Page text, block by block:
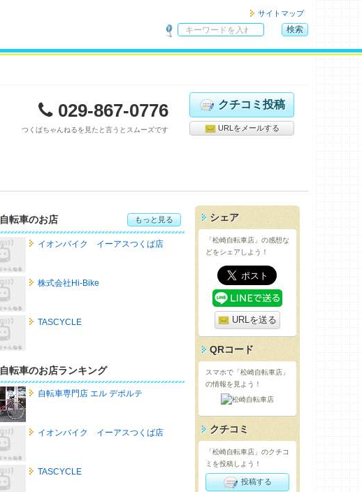
サイトマップ
内
索
検索
029-867-0776
つくばちゃんねるを見たと言うとスムーズです
クチコミ投稿
URLをメールする
自転車のお店 もっと見る
イオンバイク イーアスつくば店
株式会社Hi‐Bike
TASCYCLE
自転車のお店ランキング
自転車専門店 エル デポルテ
イオンバイク イーアスつくば店
TASCYCLE
シェア
「松崎自転車店」の感想な
どをシェアしよう！
URLを送る
QRコード
スマホで「松崎自転車店」
の情報を見よう！
クチコミ
「松崎自転車店」のクチコ
ミを投稿しよう！
投稿する